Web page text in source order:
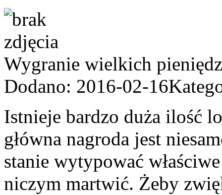
Wygranie wielkich
Dodano: 2016-02-16
Istnieje bardzo duża ilość
główna nagroda jest
stanie wytypować
niczym martwić. Żeby